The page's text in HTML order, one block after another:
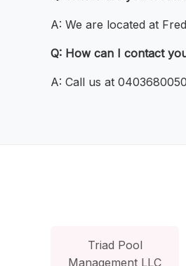
A: We are located at
Q: How can I contact
A: Call us at
Triad Pool
Management LLC